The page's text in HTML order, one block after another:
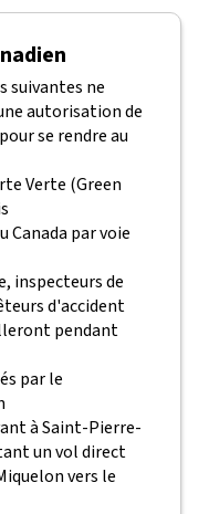
suivantes ne
autorisation de
se rendre au
Verte (Green
Canada par voie
inspecteurs de
d'accident
pendant
par le
à Saint-Pierre-
un vol direct
vers le